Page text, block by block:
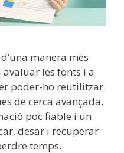
manera més
les fonts i a
poder-ho reutilitzar.
de cerca avançada,
poc fiable i un
desar i recuperar
temps.